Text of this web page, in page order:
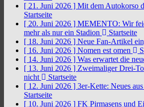
[ 21. Juni 2026 ] Mit dem Autokorso
Startseite
[ 20. Juni 2026 ] MEMENTO: Wir
mehr als nur ein Stadion
Startseite
[ 18. Juni 2026 ] Neue Fan-Artikel
[ 16. Juni 2026 ] Nomen est omen
[ 14. Juni 2026 ] Was erwartet die
[ 13. Juni 2026 ] Zweimaliger Drei-
nicht
Startseite
[ 12. Juni 2026 ] 3er-Kette: Neues
Startseite
[ 10. Juni 2026 ] FK Pirmasens und